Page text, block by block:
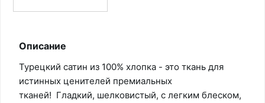
Описание
Турецкий сатин из 100% хлопка - это ткань для
истинных ценителей премиальных
тканей! Гладкий, шелковистый, с легким блеском,